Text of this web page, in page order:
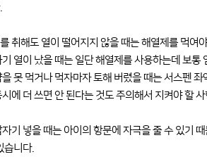
취해도 열이 떨어지지 않을 때는 해열제를 먹여
열이 났을 때는 일단 해열제를 사용하는데 보
을 못 먹거나 먹자마자 토해 버렸을 때는 서스펜
에 더 쓰면 안 된다는 것도 주의해서 지켜야 할 사
기 넣을 때는 아이의 항문에 자극을 줄 수 있기
습니다.